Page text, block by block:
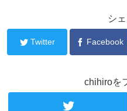
シ
Twitter Facebook
chihiroを